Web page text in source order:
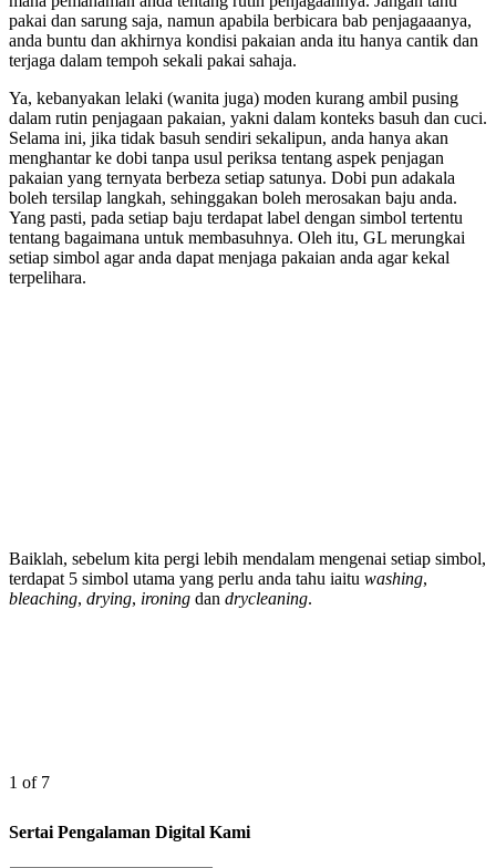
pakai dan sarung saja, namun apabila berbicara bab penjagaaanya,
anda buntu dan akhirnya kondisi pakaian anda itu hanya cantik dan
terjaga dalam tempoh sekali pakai sahaja.
Ya, kebanyakan lelaki (wanita juga) moden kurang ambil pusing
dalam rutin penjagaan pakaian, yakni dalam konteks basuh dan cuci.
Selama ini, jika tidak basuh sendiri sekalipun, anda hanya akan
menghantar ke dobi tanpa usul periksa tentang aspek penjagan
pakaian yang ternyata berbeza setiap satunya. Dobi pun adakala
boleh tersilap langkah, sehinggakan boleh merosakan baju anda.
Yang pasti, pada setiap baju terdapat label dengan simbol tertentu
tentang bagaimana untuk membasuhnya. Oleh itu, GL merungkai
setiap simbol agar anda dapat menjaga pakaian anda agar kekal
terpelihara.
Baiklah, sebelum kita pergi lebih mendalam mengenai setiap simbol,
terdapat 5 simbol utama yang perlu anda tahu iaitu washing,
bleaching, drying, ironing dan drycleaning.
1 of 7
Sertai Pengalaman Digital Kami